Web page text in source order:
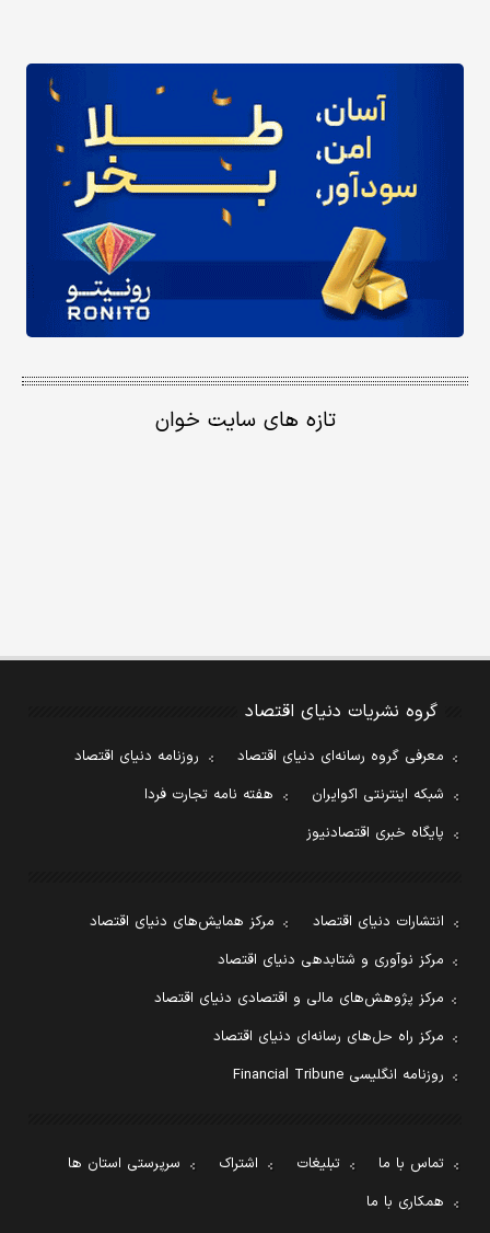
تازه های سایت خوان
گروه نشریات دنیای اقتصاد
معرفی گروه رسانه‌ای دنیای اقتصاد
روزنامه دنیای اقتصاد
شبکه اینترنتی اکوایران
هفته نامه تجارت فردا
پایگاه خبری اقتصادنیوز
انتشارات دنیای اقتصاد
مرکز همایش‌های دنیای اقتصاد
مرکز نوآوری و شتابدهی دنیای اقتصاد
مرکز پژوهش‌های مالی و اقتصادی دنیای اقتصاد
مرکز راه حل‌های رسانه‌ای دنیای اقتصاد
روزنامه انگلیسی Financial Tribune
تماس با ما تبلیغات اشتراک
سرپرستی استان ها
همکاری با ما